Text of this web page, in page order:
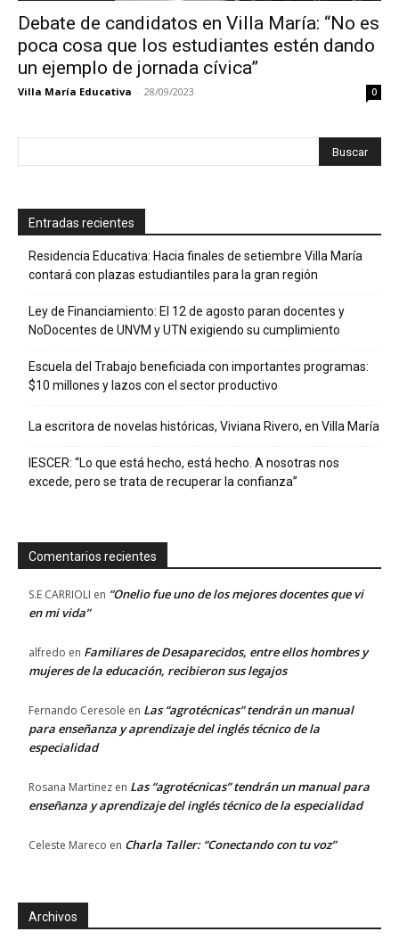
Debate de candidatos en Villa María: “No es
poca cosa que los estudiantes estén dando
un ejemplo de jornada cívica”
Villa María Educativa - 28/09/2023 0
Entradas recientes
Residencia Educativa: Hacia finales de setiembre Villa María
contará con plazas estudiantiles para la gran región
Ley de Financiamiento: El 12 de agosto paran docentes y
NoDocentes de UNVM y UTN exigiendo su cumplimiento
Escuela del Trabajo beneficiada con importantes programas:
$10 millones y lazos con el sector productivo
La escritora de novelas históricas, Viviana Rivero, en Villa María
IESCER: “Lo que está hecho, está hecho. A nosotras nos
excede, pero se trata de recuperar la confianza”
Comentarios recientes
S.E CARRIOLI en “Onelio fue uno de los mejores docentes que vi
en mi vida”
alfredo en Familiares de Desaparecidos, entre ellos hombres y
mujeres de la educación, recibieron sus legajos
Fernando Ceresole en Las “agrotécnicas” tendrán un manual
para enseñanza y aprendizaje del inglés técnico de la
especialidad
Rosana Martinez en Las “agrotécnicas” tendrán un manual para
enseñanza y aprendizaje del inglés técnico de la especialidad
Celeste Mareco en Charla Taller: “Conectando con tu voz”
Archivos